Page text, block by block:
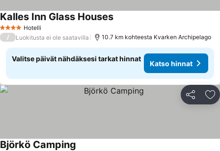
4 Tähtiluokitus
Hotelli
Kalles Inn Glass Houses
/ Luokitusta ei ole saatavilla 10.7 km kohteesta Kvarken Archipelago
Valitse päivät nähdäksesi tarkat hinnat
Katso hinnat
Jaa
Björkö Camping